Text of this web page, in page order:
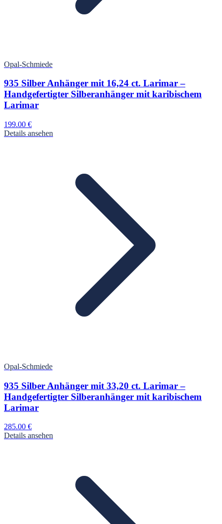
Opal-Schmiede
935 Silber Anhänger mit 16,24 ct. Larimar –
Handgefertigter Silberanhänger mit karibischem
Larimar
199.00 €
Details ansehen
Opal-Schmiede
935 Silber Anhänger mit 33,20 ct. Larimar –
Handgefertigter Silberanhänger mit karibischem
Larimar
285.00 €
Details ansehen